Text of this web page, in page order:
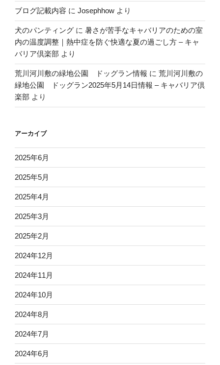
ブログ記載内容 に Josephhow より
犬のパンティング に 暑さが苦手なキャバリアのための室
内の温度調整｜熱中症を防ぐ快適な夏の過ごし方 – キャ
バリア倶楽部 より
荒川河川敷の緑地公園 ドッグラン情報 に 荒川河川敷の
緑地公園 ドッグラン2025年5月14日情報 – キャバリア倶
楽部 より
アーカイブ
2025年6月
2025年5月
2025年4月
2025年3月
2025年2月
2024年12月
2024年11月
2024年10月
2024年8月
2024年7月
2024年6月